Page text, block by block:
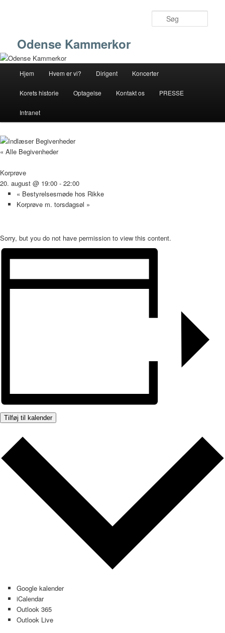
Odense Kammerkor
Hjem Hvem er vi? Dirigent Koncerter
Korets historie Optagelse Kontakt os PRESSE
Intranet
« Alle Begivenheder
Korprøve
20. august @ 19:00 - 22:00
« Bestyrelsesmøde hos Rikke
Korprøve m. torsdagsøl »
Sorry, but you do not have permission to view this content.
Tilføj til kalender
Google kalender
iCalendar
Outlook 365
Outlook Live